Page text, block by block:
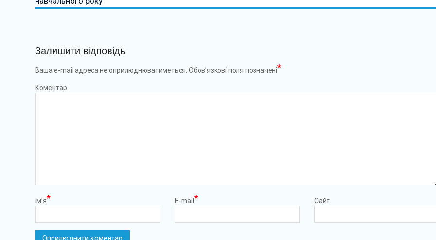
Залишити відповідь
Ваша e-mail адреса не оприлюднюватиметься. Обов’язкові поля позначені*
Коментар
Ім’я* E-mail * Сайт